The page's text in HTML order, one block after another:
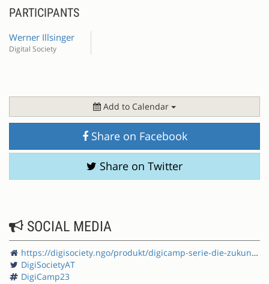
PARTICIPANTS
Werner Illsinger
Digital Society
Add to Calendar
Share on Facebook
Share on Twitter
SOCIAL MEDIA
https://digisociety.ngo/produkt/digicamp-serie-die-zukunft-der-demokratie-barcamp/
DigiSocietyAT
DigiCamp23